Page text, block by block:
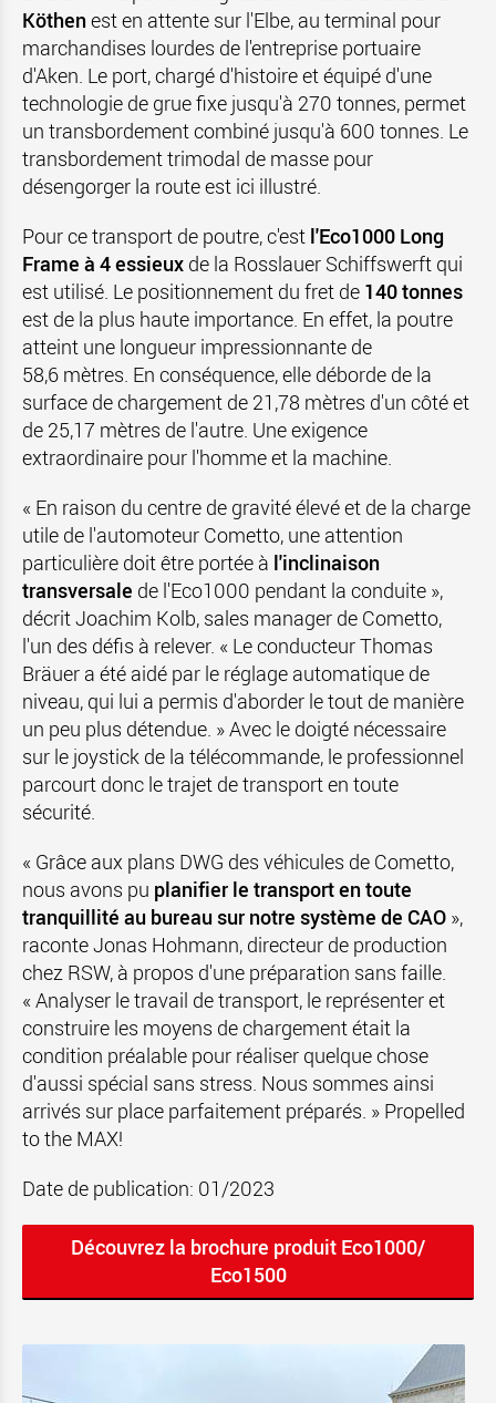
Köthen est en attente sur l'Elbe, au terminal pour
marchandises lourdes de l'entreprise portuaire
d'Aken. Le port, chargé d'histoire et équipé d'une
technologie de grue fixe jusqu'à 270 tonnes, permet
un transbordement combiné jusqu'à 600 tonnes. Le
transbordement trimodal de masse pour
désengorger la route est ici illustré.
Pour ce transport de poutre, c'est l'Eco1000 Long
Frame à 4 essieux de la Rosslauer Schiffswerft qui
est utilisé. Le positionnement du fret de 140 tonnes
est de la plus haute importance. En effet, la poutre
atteint une longueur impressionnante de
58,6 mètres. En conséquence, elle déborde de la
surface de chargement de 21,78 mètres d'un côté et
de 25,17 mètres de l'autre. Une exigence
extraordinaire pour l'homme et la machine.
« En raison du centre de gravité élevé et de la charge
utile de l'automoteur Cometto, une attention
particulière doit être portée à l'inclinaison
transversale de l'Eco1000 pendant la conduite »,
décrit Joachim Kolb, sales manager de Cometto,
l'un des défis à relever. « Le conducteur Thomas
Bräuer a été aidé par le réglage automatique de
niveau, qui lui a permis d'aborder le tout de manière
un peu plus détendue. » Avec le doigté nécessaire
sur le joystick de la télécommande, le professionnel
parcourt donc le trajet de transport en toute
sécurité.
« Grâce aux plans DWG des véhicules de Cometto,
nous avons pu planifier le transport en toute
tranquillité au bureau sur notre système de CAO »,
raconte Jonas Hohmann, directeur de production
chez RSW, à propos d'une préparation sans faille.
« Analyser le travail de transport, le représenter et
construire les moyens de chargement était la
condition préalable pour réaliser quelque chose
d'aussi spécial sans stress. Nous sommes ainsi
arrivés sur place parfaitement préparés. » Propelled
to the MAX!
Date de publication: 01/2023
Découvrez la brochure produit Eco1000/
Eco1500